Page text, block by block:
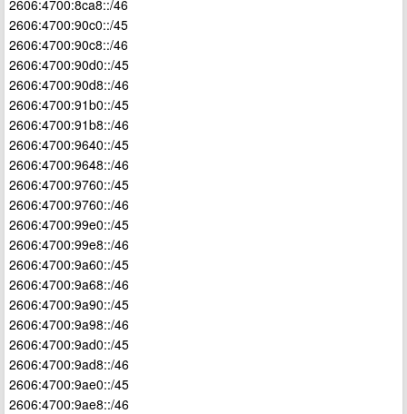
2606:4700:8ca8::/46
2606:4700:90c0::/45
2606:4700:90c8::/46
2606:4700:90d0::/45
2606:4700:90d8::/46
2606:4700:91b0::/45
2606:4700:91b8::/46
2606:4700:9640::/45
2606:4700:9648::/46
2606:4700:9760::/45
2606:4700:9760::/46
2606:4700:99e0::/45
2606:4700:99e8::/46
2606:4700:9a60::/45
2606:4700:9a68::/46
2606:4700:9a90::/45
2606:4700:9a98::/46
2606:4700:9ad0::/45
2606:4700:9ad8::/46
2606:4700:9ae0::/45
2606:4700:9ae8::/46